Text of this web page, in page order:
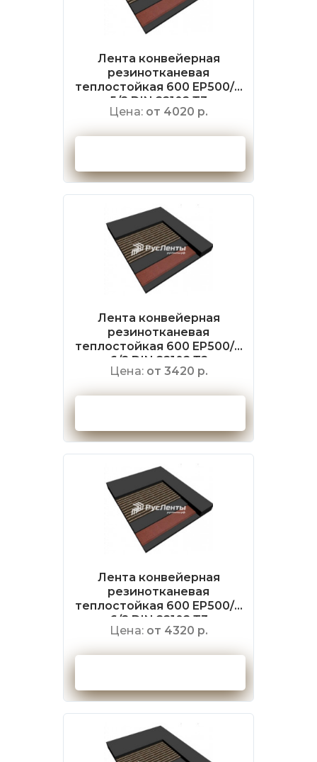
Лента конвейерная
резинотканевая
теплостойкая 600 EP500/4
5/2 DIN 22102 Т3
Цена: от 4020 р.
Лента конвейерная
резинотканевая
теплостойкая 600 EP500/4
6/2 DIN 22102 Т2
Цена: от 3420 р.
Лента конвейерная
резинотканевая
теплостойкая 600 EP500/4
6/2 DIN 22102 Т3
Цена: от 4320 р.